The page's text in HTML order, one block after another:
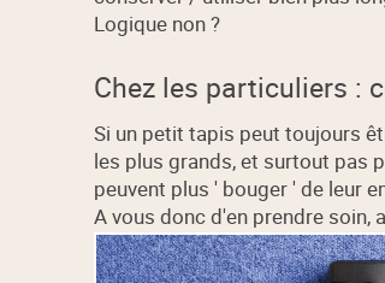
Logique non ?
Chez les particuliers :
Si un petit tapis peut toujours
les plus grands, et surtout pas
peuvent plus ' bouger ' de leur
A vous donc d'en prendre soin,